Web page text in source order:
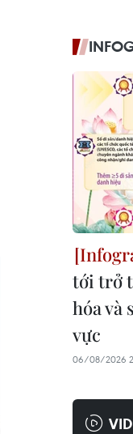
tới trở
hóa và
vực
06/08/2026